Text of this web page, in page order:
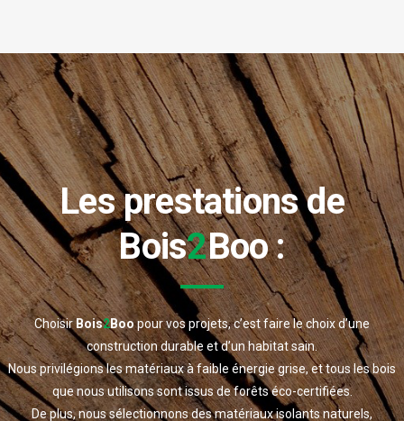
Les prestations de
Bois2Boo:
ChoisirBois2Boopour vos projets, c’est faire le choix d’une
construction durable et d’un habitat sain.
Nous privilégions les matériaux à faible énergie grise, et tous les bois
que nous utilisons sont issus de forêts éco-certifiées.
De plus, nous sélectionnons des matériaux isolants naturels,